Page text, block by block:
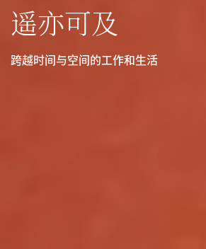
遥亦可及
跨越时间与空间的工作和生活